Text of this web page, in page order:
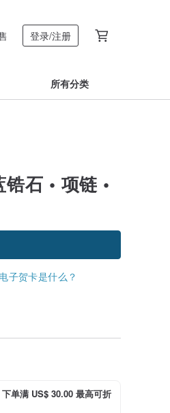
登录/注册
所有分类
石 • 项链 •
电子贺卡是什么？
单满 US$ 30.00 最高可折